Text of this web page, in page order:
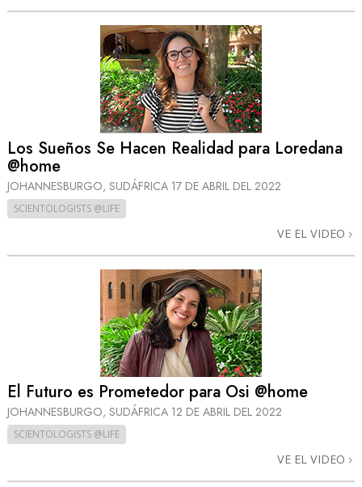
Los Sueños Se Hacen Realidad para Loredana
@home
JOHANNESBURGO, SUDÁFRICA 17 DE ABRIL DEL 2022
SCIENTOLOGISTS @LIFE
VE EL VIDEO
El Futuro es Prometedor para Osi @home
JOHANNESBURGO, SUDÁFRICA 12 DE ABRIL DEL 2022
SCIENTOLOGISTS @LIFE
VE EL VIDEO